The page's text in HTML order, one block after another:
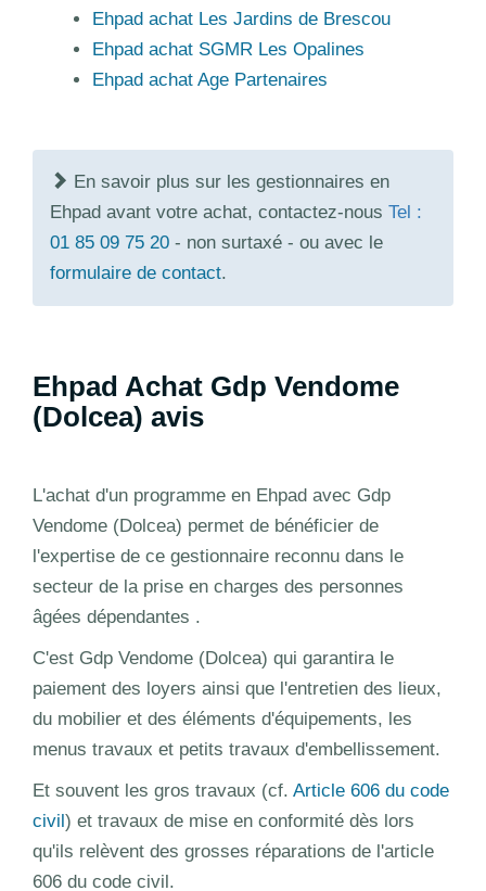
Ehpad achat Les Jardins de Brescou
Ehpad achat SGMR Les Opalines
Ehpad achat Age Partenaires
En savoir plus sur les gestionnaires en
Ehpad avant votre achat, contactez-nous Tel :
01 85 09 75 20 - non surtaxé - ou avec le
formulaire de contact.
Ehpad Achat Gdp Vendome
(Dolcea) avis
L'achat d'un programme en Ehpad avec Gdp
Vendome (Dolcea) permet de bénéficier de
l'expertise de ce gestionnaire reconnu dans le
secteur de la prise en charges des personnes
âgées dépendantes .
C'est Gdp Vendome (Dolcea) qui garantira le
paiement des loyers ainsi que l'entretien des lieux,
du mobilier et des éléments d'équipements, les
menus travaux et petits travaux d'embellissement.
Et souvent les gros travaux (cf. Article 606 du code
civil) et travaux de mise en conformité dès lors
qu'ils relèvent des grosses réparations de l'article
606 du code civil.